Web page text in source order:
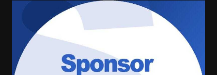
appuntamento con “Fasano in
Banda”
7 Agosto 2026 06:05
US Fasano, Scianaro: “Profonda
amarezza per esclusione dal